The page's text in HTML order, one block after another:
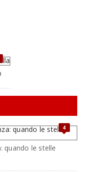
4
quando le stelle